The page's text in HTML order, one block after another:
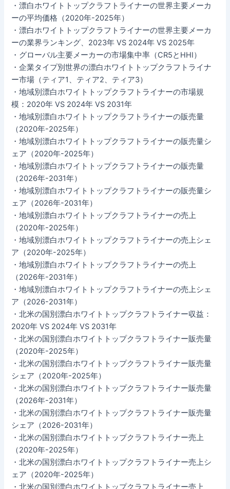
・漂白ホワイトトップクラフトライナーの世界主要メーカ
ーの平均価格（2020年-2025年）
・漂白ホワイトトップクラフトライナーの世界主要メーカ
ーの業界ランキング、2023年 VS 2024年 VS 2025年
・グローバル主要メーカーの市場集中率（CR5とHHI）
・企業タイプ別世界の漂白ホワイトトップクラフトライナ
ー市場（ティア1、ティア2、ティア3）
・地域別漂白ホワイトトップクラフトライナーの市場規
模：2020年 VS 2024年 VS 2031年
・地域別漂白ホワイトトップクラフトライナーの販売量
（2020年-2025年）
・地域別漂白ホワイトトップクラフトライナーの販売量シ
ェア（2020年-2025年）
・地域別漂白ホワイトトップクラフトライナーの販売量
（2026年-2031年）
・地域別漂白ホワイトトップクラフトライナーの販売量シ
ェア（2026年-2031年）
・地域別漂白ホワイトトップクラフトライナーの売上
（2020年-2025年）
・地域別漂白ホワイトトップクラフトライナーの売上シェ
ア（2020年-2025年）
・地域別漂白ホワイトトップクラフトライナーの売上
（2026年-2031年）
・地域別漂白ホワイトトップクラフトライナーの売上シェ
ア（2026-2031年）
・北米の国別漂白ホワイトトップクラフトライナー収益：
2020年 VS 2024年 VS 2031年
・北米の国別漂白ホワイトトップクラフトライナー販売量
（2020年-2025年）
・北米の国別漂白ホワイトトップクラフトライナー販売量
シェア（2020年-2025年）
・北米の国別漂白ホワイトトップクラフトライナー販売量
（2026年-2031年）
・北米の国別漂白ホワイトトップクラフトライナー販売量
シェア（2026-2031年）
・北米の国別漂白ホワイトトップクラフトライナー売上
（2020年-2025年）
・北米の国別漂白ホワイトトップクラフトライナー売上シ
ェア（2020年-2025年）
・北米の国別漂白ホワイトトップクラフトライナー売上